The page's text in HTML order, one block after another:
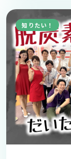
知りたい！